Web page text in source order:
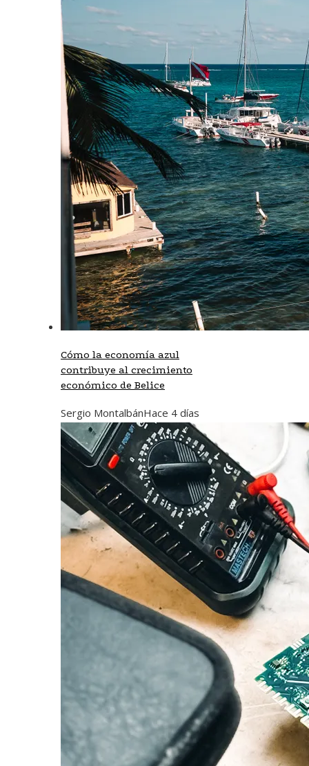
Cómo la economía azul
contribuye al crecimiento
económico de Belice
Sergio MontalbánHace 4 días